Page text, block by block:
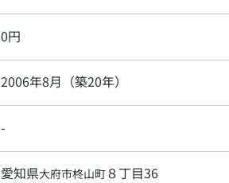
0円
2006年8月（築20年）
-
愛知県大府市柊山町８丁目36